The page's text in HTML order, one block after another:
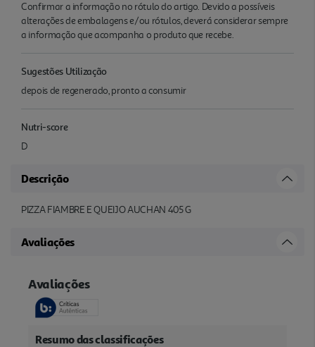
Confirmar a informação no rótulo do artigo. Devido a possíveis
alterações de embalagens e/ou rótulos, deverá considerar sempre
a informação que acompanha o produto que recebe.
Sugestões Utilização
depois de regenerado, pronto a consumir
Nutri-score
D
Descrição
PIZZA FIAMBRE E QUEIJO AUCHAN 405 G
Avaliações